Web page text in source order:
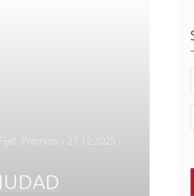
, Premios - Posted
27.12.2025 -
r
l